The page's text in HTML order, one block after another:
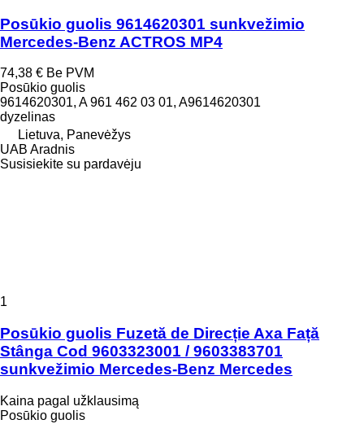
Posūkio guolis 9614620301 sunkvežimio
Mercedes-Benz ACTROS MP4
74,38 € Be PVM
Posūkio guolis
9614620301, A 961 462 03 01, A9614620301
dyzelinas
Lietuva, Panevėžys
UAB Aradnis
Susisiekite su pardavėju
1
Posūkio guolis Fuzetă de Direcție Axa Față
Stânga Cod 9603323001 / 9603383701
sunkvežimio Mercedes-Benz Mercedes
Kaina pagal užklausimą
Posūkio guolis